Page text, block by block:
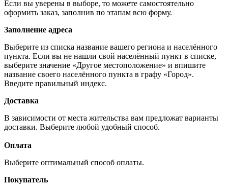
Если вы уверены в выборе, то можете самостоятельно
оформить заказ, заполнив по этапам всю форму.
Заполнение адреса
Выберите из списка название вашего региона и населённого
пункта. Если вы не нашли свой населённый пункт в списке,
выберите значение «Другое местоположение» и впишите
название своего населённого пункта в графу «Город».
Введите правильный индекс.
Доставка
В зависимости от места жительства вам предложат варианты
доставки. Выберите любой удобный способ.
Оплата
Выберите оптимальный способ оплаты.
Покупатель